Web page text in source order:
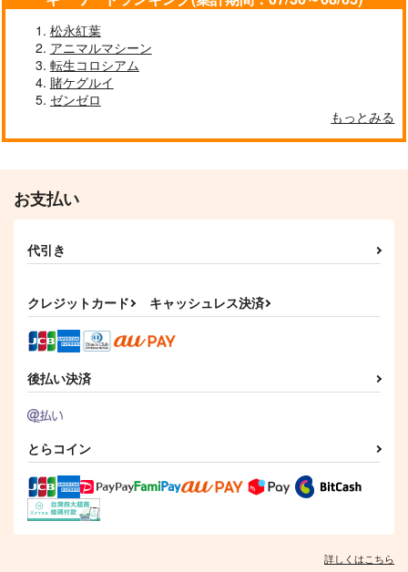
松永紅葉
アニマルマシーン
転生コロシアム
賭ケグルイ
ゼンゼロ
もっとみる
お支払い
代引き
クレジットカード キャッシュレス決済
後払い決済
とらコイン
詳しくはこちら